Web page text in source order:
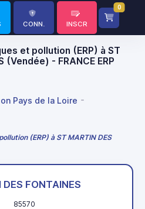
CONN. INSCR
0
et pollution (ERP) à ST
(Vendée) - FRANCE ERP
Pays de la Loire
(ERP) à ST MARTIN DES
FONTAINES
85570